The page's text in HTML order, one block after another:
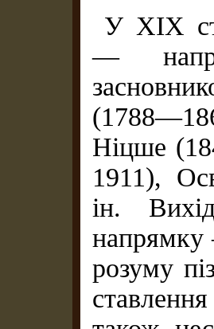
У XIX
—
Ніцше
1911),
ін.
розуму